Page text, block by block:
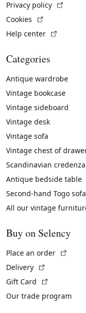
Privacy policy
Cookies
Help center
Categories
Antique wardrobe
Vintage bookcase
Vintage sideboard
Vintage desk
Vintage sofa
Vintage chest of
Scandinavian credenza
Antique bedside table
Second-hand Togo sofa
All our vintage
Buy on Selency
Place an order
Delivery
Gift Card
Our trade program